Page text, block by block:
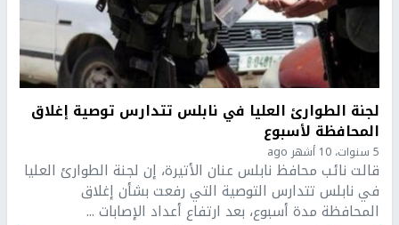
لجنة الطوارئ العليا في نابلس تتدارس توصية إغلاق
المحافظة لأسبوع
5 سنوات، 10 أشهر ago
قالت نائب محافظ نابلس عنان الأتيرة، إن لجنة الطوارئ العليا
في نابلس تتدارس التوصية التي رفعت بشأن إغلاق
المحافظة مدة أسبوع، بعد ارتفاع أعداد الإصابات ...